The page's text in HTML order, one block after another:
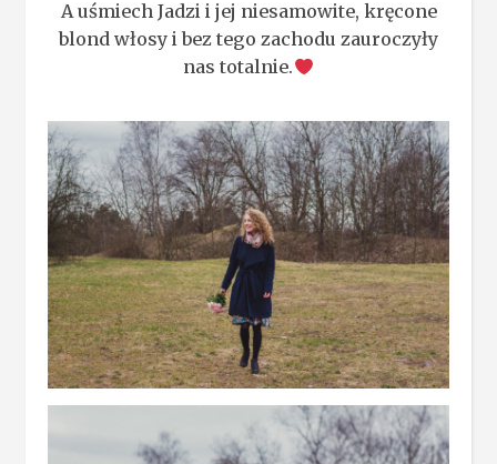
A uśmiech Jadzi i jej niesamowite, kręcone
blond włosy i bez tego zachodu zauroczyły
nas totalnie.